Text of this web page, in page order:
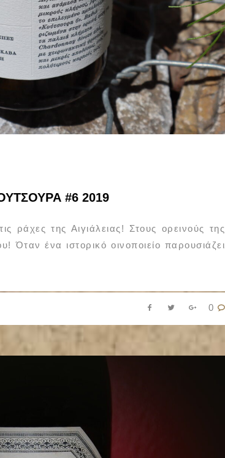
#6 2019
ράχες της Αιγιάλειας! Στους ορεινούς της
Όταν ένα ιστορικό οινοποιείο παρουσιάζει
0